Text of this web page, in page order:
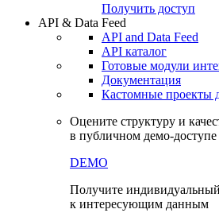
Получить доступ
API & Data Feed
API and Data Feed
API каталог
Готовые модули
Документация
Кастомные проекты
Оцените структуру и
в публичном демо-доступе
DEMO
Получите
к интересующим данным